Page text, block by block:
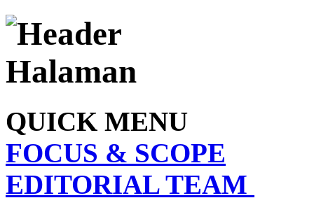
QUICK MENU
FOCUS & SCOPE
EDITORIAL TEAM